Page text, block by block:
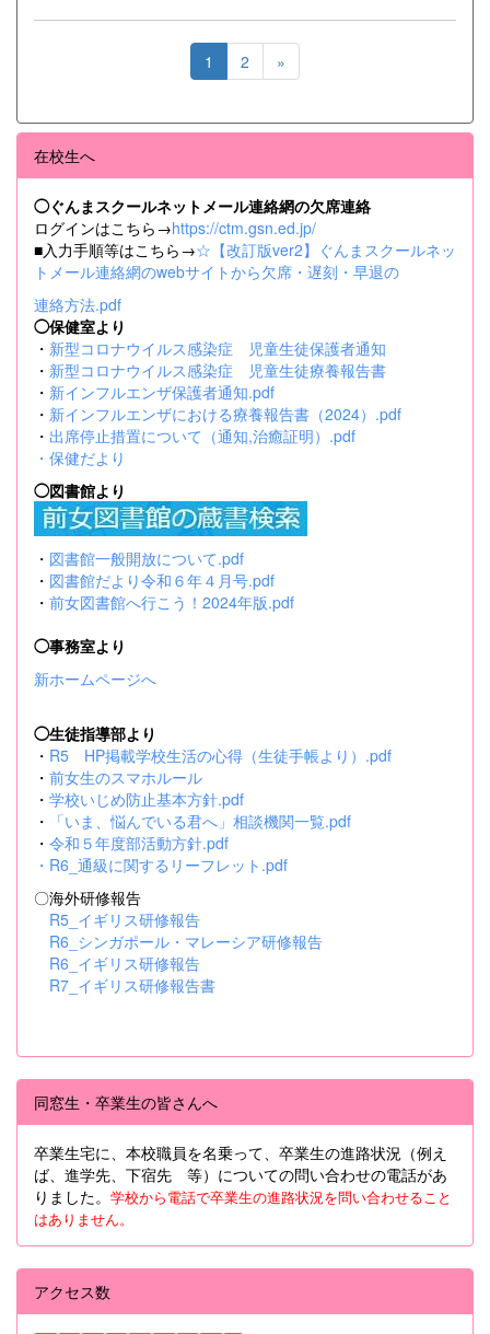
1 2 »
在校生へ
◯ぐんまスクールネットメール連絡網の欠席連絡
ログインはこちら→https://ctm.gsn.ed.jp/
■入力手順等はこちら→☆【改訂版ver2】ぐんまスクールネッ
トメール連絡網のwebサイトから欠席・遅刻・早退の
連絡方法.pdf
◯保健室より
・ 新型コロナウイルス感染症 児童生徒保護者通知
・ 新型コロナウイルス感染症 児童生徒療養報告書
・ 新インフルエンザ保護者通知.pdf
・ 新インフルエンザにおける療養報告書（2024）.pdf
・ 出席停止措置について（通知,治癒証明）.pdf
・ 保健だより
◯図書館より
・ 図書館一般開放について.pdf
・ 図書館だより令和６年４月号.pdf
・ 前女図書館へ行こう！2024年版.pdf
◯事務室より
新ホームページへ
◯生徒指導部より
・ R5 HP掲載学校生活の心得（生徒手帳より）.pdf
・ 前女生のスマホルール
・ 学校いじめ防止基本方針.pdf
・
「いま、悩んでいる君へ」相談機関一覧.pdf
・ 令和５年度部活動方針.pdf
・ R6_通級に関するリーフレット.pdf
〇海外研修報告
R5_イギリス研修報告
R6_シンガポール・マレーシア研修報告
R6_イギリス研修報告
R7_イギリス研修報告書
同窓生・卒業生の皆さんへ
卒業生宅に、本校職員を名乗って、卒業生の進路状況（例え
ば、進学先、下宿先 等）についての問い合わせの電話があ
りました。 学校から電話で卒業生の進路状況を問い合わせること
はありません。
アクセス数